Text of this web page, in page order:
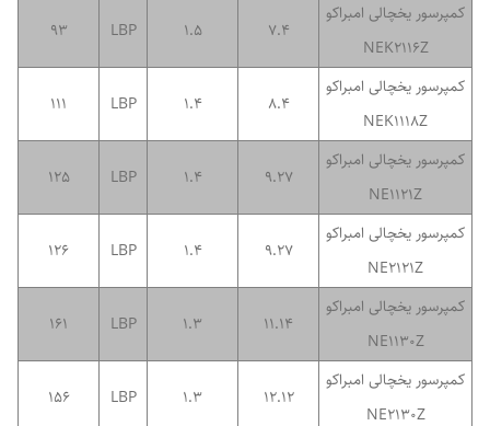
کمپرسور یخچالی امبراکو
NEK2116Z
7.4
1.5
LBP
93
کمپرسور یخچالی امبراکو
NEK1118Z
8.4
1.4
LBP
111
کمپرسور یخچالی امبراکو
NE1121Z
9.27
1.4
LBP
125
کمپرسور یخچالی امبراکو
NE2121Z
9.27
1.4
LBP
126
کمپرسور یخچالی امبراکو
NE1130Z
11.14
1.3
LBP
161
کمپرسور یخچالی امبراکو
NE2130Z
12.12
1.3
LBP
156